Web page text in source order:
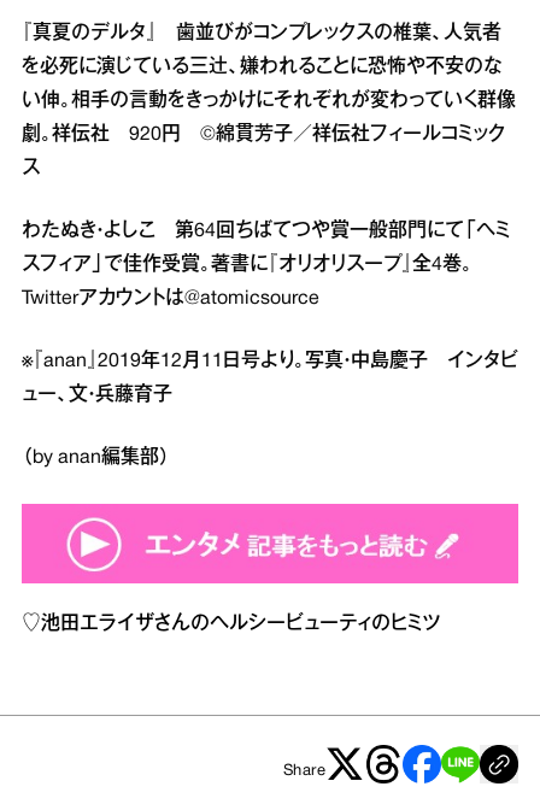
『真夏のデルタ』 歯並びがコンプレックスの椎葉、人気者
を必死に演じている三辻、嫌われることに恐怖や不安のな
い伸。相手の言動をきっかけにそれぞれが変わっていく群像
劇。祥伝社 920円 ©綿貫芳子／祥伝社フィールコミック
ス
わたぬき・よしこ 第64回ちばてつや賞一般部門にて「ヘミ
スフィア」で佳作受賞。著書に『オリオリスープ』全4巻。
Twitterアカウントは@atomicsource
※『anan』2019年12月11日号より。写真・中島慶子 インタビ
ュー、文・兵藤育子
（by anan編集部）
♡池田エライザさんのヘルシービューティのヒミツ
Share